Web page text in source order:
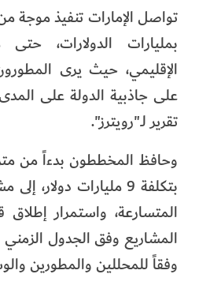
تواصل الإمارات تنفيذ موجة
بمليارات الدولارات،
الإقليمي، حيث يرى
على جاذبية الدولة على
تقرير لـ"رويترز".
وحافظ المخططون بدءاً من
بتكلفة 9 مليارات دولار،
المتسارعة، واستمرار إطلاق
المشاريع وفق الجدول الزمني
وفقاً للمحللين والمطورين